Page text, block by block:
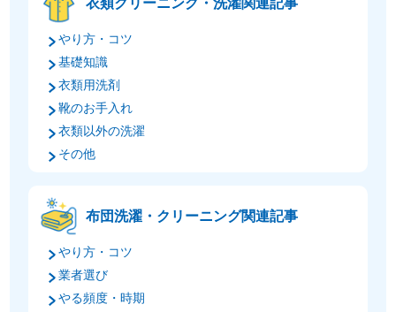
衣類クリーニング・洗濯関連記事
やり方・コツ
基礎知識
衣類用洗剤
靴のお手入れ
衣類以外の洗濯
その他
布団洗濯・クリーニング関連記事
やり方・コツ
業者選び
やる頻度・時期